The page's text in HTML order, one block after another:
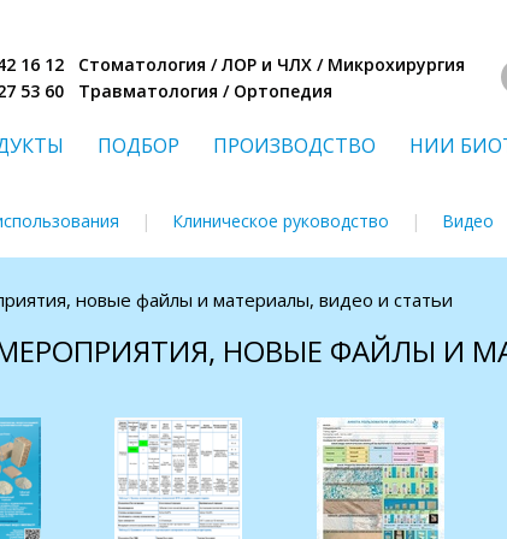
16 12 Стоматология / ЛОР и ЧЛХ / Микрохирургия
53 60 Травматология / Ортопедия
ПОДБОР ПРОИЗВОДСТВО НИИ
Клиническое руководство Видео
новые файлы и материалы, видео и статьи
НОВЫЕ ФАЙЛЫ И